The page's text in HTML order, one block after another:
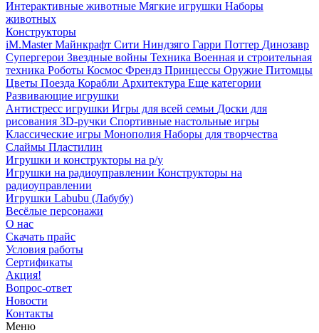
Интерактивные животные Мягкие игрушки Наборы
животных
Конструкторы
iM.Master Майнкрафт Сити Ниндзяго Гарри Поттер Динозавр
Супергерои Звездные войны Техника Военная и строительная
техника Роботы Космос Френдз Принцессы Оружие Питомцы
Цветы Поезда Корабли Архитектура Еще категории
Развивающие игрушки
Антистресс игрушки Игры для всей семьи Доски для
рисования 3D-ручки Спортивные настольные игры
Классические игры Монополия Наборы для творчества
Слаймы Пластилин
Игрушки и конструкторы на р/у
Игрушки на радиоуправлении Конструкторы на
радиоуправлении
Игрушки Labubu (Лабубу)
Весёлые персонажи
О нас
Скачать прайс
Условия работы
Сертификаты
Акция!
Вопрос-ответ
Новости
Контакты
Меню